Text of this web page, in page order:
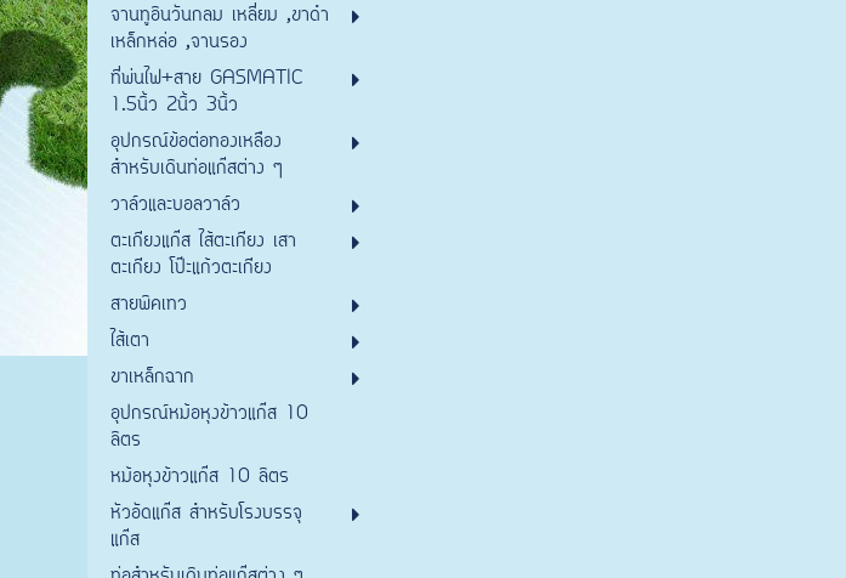
จานทูอินวันกลม เหลี่ยม ,ขาดำ
เหล็กหล่อ ,จานรอง
ที่พ่นไฟ+สาย GASMATIC
1.5นิ้ว 2นิ้ว 3นิ้ว
อุปกรณ์ข้อต่อทองเหลือง
สำหรับเดินท่อแก๊สต่าง ๆ
วาล์วและบอลวาล์ว
ตะเกียงแก๊ส ไส้ตะเกียง เสา
ตะเกียง โป๊ะแก้วตะเกียง
สายพิคเทว
ไส้เตา
ขาเหล็กฉาก
อุปกรณ์หม้อหุงข้าวแก๊ส 10
ลิตร
หม้อหุงข้าวแก๊ส 10 ลิตร
หัวอัดแก๊ส สำหรับโรงบรรจุ
แก๊ส